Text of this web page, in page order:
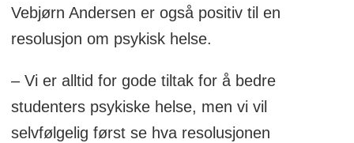
Vebjørn Andersen er også positiv til en
resolusjon om psykisk helse.
– Vi er alltid for gode tiltak for å bedre
studenters psykiske helse, men vi vil
selvfølgelig først se hva resolusjonen